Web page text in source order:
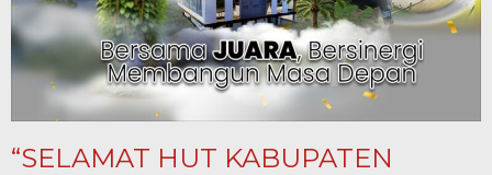
“SELAMAT HUT KABUPATEN